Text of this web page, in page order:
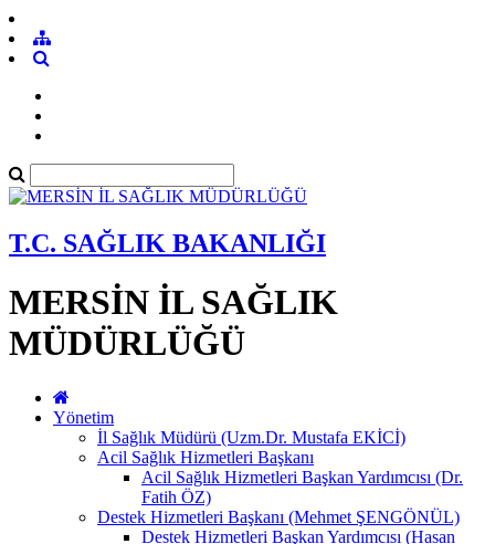
T.C. SAĞLIK BAKANLIĞI
MERSİN İL SAĞLIK
MÜDÜRLÜĞÜ
Yönetim
İl Sağlık Müdürü (Uzm.Dr. Mustafa EKİCİ)
Acil Sağlık Hizmetleri Başkanı
Acil Sağlık Hizmetleri Başkan Yardımcısı (Dr.
Fatih ÖZ)
Destek Hizmetleri Başkanı (Mehmet ŞENGÖNÜL)
Destek Hizmetleri Başkan Yardımcısı (Hasan